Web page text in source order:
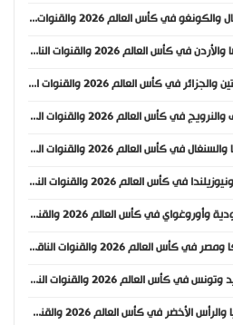
موعد مباراة البرتغال والكونغو في كأس العالم 2026 والقنوات الناقلة
موعد مباراة النمسا والأردن في كأس العالم 2026 والقنوات الناقلة
موعد مباراة الأرجنتين والجزائر في كأس العالم 2026 والقنوات الناقلة
موعد مباراة العراق والنرويج في كأس العالم 2026 والقنوات الناقلة
موعد مباراة فرنسا والسنغال في كأس العالم 2026 والقنوات الناقلة
موعد مباراة إيران ونيوزيلندا في كأس العالم 2026 والقنوات الناقلة
موعد مباراة السعودية وأوروغواي في كأس العالم 2026 والقنوات الناقلة
موعد مباراة بلجيكا ومصر في كأس العالم 2026 والقنوات الناقلة
موعد مباراة السويد وتونس في كأس العالم 2026 والقنوات الناقلة
موعد مباراة إسبانيا والرأس الأخضر في كأس العالم 2026 والقنوات الناقلة